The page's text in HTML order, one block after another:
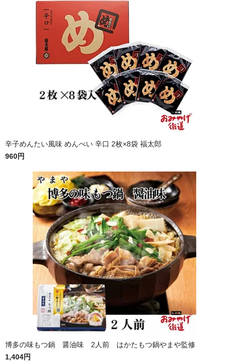
辛子めんたい風味 めんべい 辛口 2枚×8袋 福太郎
960円
博多の味もつ鍋 醤油味 2人前 はかたもつ鍋やまや監修
1,404円